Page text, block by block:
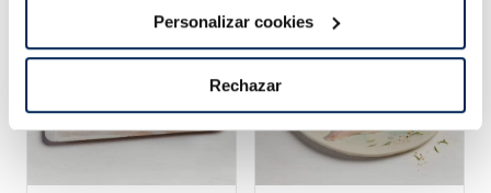
Personalizar cookies
Rechazar